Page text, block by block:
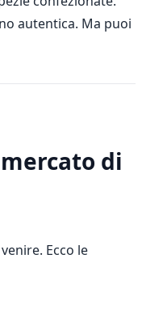
autentica. Ma puoi
di
Ecco le